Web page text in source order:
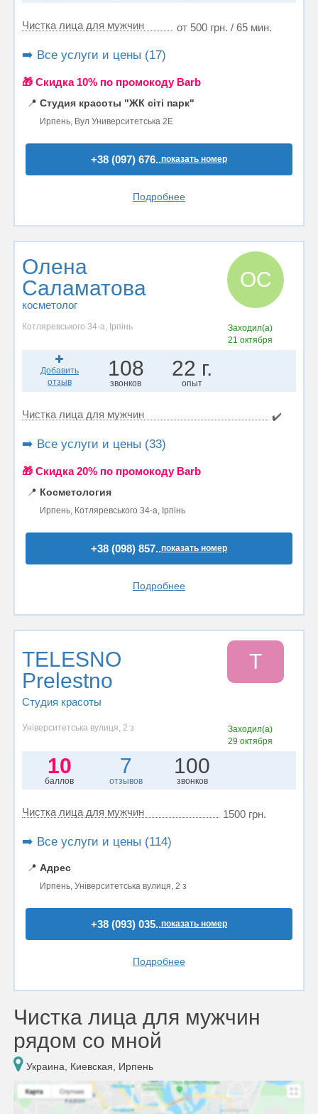
Чистка лица для мужчин от 500 грн. / 65 мин.
➡️ Все услуги и цены (17)
🎁 Cкидка 10% по промокоду Barb
📍 Студия красоты "ЖК сіті парк"
Ирпень, Вул Университетська 2Е
+38 (097) 676..показать номер
Подробнее
Олена
Саламатова
косметолог
ОС
Котляревського 34-а, Ірпінь
Заходил(а)
21 октября
Добавить
отзыв
108
звонков
22 г.
опыт
Чистка лица для мужчин ✔️
➡️ Все услуги и цены (33)
🎁 Cкидка 20% по промокоду Barb
📍 Косметология
Ирпень, Котляревського 34-а, Ірпінь
+38 (098) 857..показать номер
Подробнее
TELESNO
Prelestno
Студия красоты
T
Університетська вулиця, 2 з
Заходил(а)
29 октября
10
баллов
7
отзывов
100
звонков
Чистка лица для мужчин 1500 грн.
➡️ Все услуги и цены (114)
📍 Адрес
Ирпень, Університетська вулиця, 2 з
+38 (093) 035..показать номер
Подробнее
Чистка лица для мужчин
рядом со мной
Украина, Киевская, Ирпень